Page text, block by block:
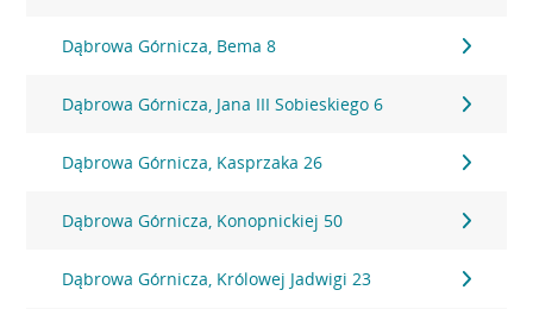
Dąbrowa Górnicza, Bema 8
Dąbrowa Górnicza, Jana III Sobieskiego 6
Dąbrowa Górnicza, Kasprzaka 26
Dąbrowa Górnicza, Konopnickiej 50
Dąbrowa Górnicza, Królowej Jadwigi 23